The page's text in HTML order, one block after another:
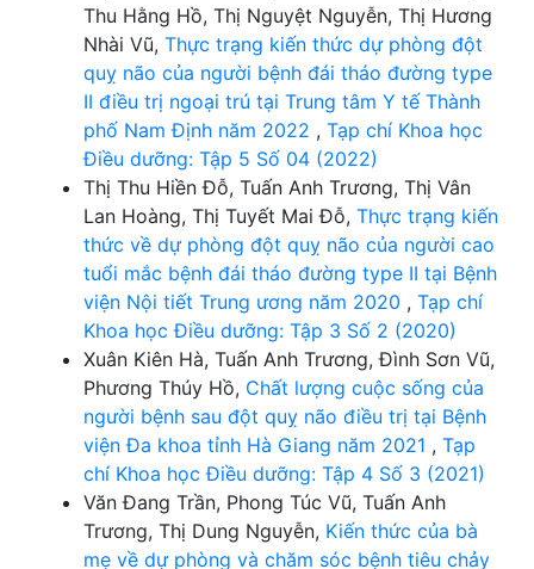
Thu Hằng Hồ, Thị Nguyệt Nguyễn, Thị Hương
Nhài Vũ, Thực trạng kiến thức dự phòng đột
quỵ não của người bệnh đái tháo đường type
II điều trị ngoại trú tại Trung tâm Y tế Thành
phố Nam Định năm 2022 , Tạp chí Khoa học
Điều dưỡng: Tập 5 Số 04 (2022)
Thị Thu Hiền Đỗ, Tuấn Anh Trương, Thị Vân
Lan Hoàng, Thị Tuyết Mai Đỗ, Thực trạng kiến
thức về dự phòng đột quỵ não của người cao
tuổi mắc bệnh đái tháo đường type II tại Bệnh
viện Nội tiết Trung ương năm 2020 , Tạp chí
Khoa học Điều dưỡng: Tập 3 Số 2 (2020)
Xuân Kiên Hà, Tuấn Anh Trương, Đình Sơn Vũ,
Phương Thúy Hồ, Chất lượng cuộc sống của
người bệnh sau đột quỵ não điều trị tại Bệnh
viện Đa khoa tỉnh Hà Giang năm 2021 , Tạp
chí Khoa học Điều dưỡng: Tập 4 Số 3 (2021)
Văn Đang Trần, Phong Túc Vũ, Tuấn Anh
Trương, Thị Dung Nguyễn, Kiến thức của bà
mẹ về dự phòng và chăm sóc bệnh tiêu chảy